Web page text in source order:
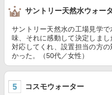
サントリー天然水ウォー
サントリー天然水の工場見学で
味、それに感動して決定しまし
対応してくれ、設置担当の方
かった。（50代／女性）
コスモウォーター